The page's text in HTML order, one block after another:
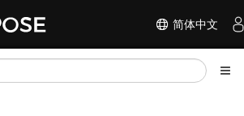
简体中文